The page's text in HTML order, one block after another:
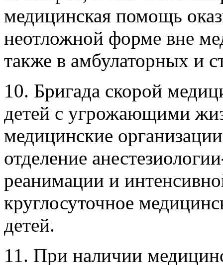
медицинская помощь
неотложной форме вне
также в амбулаторных и
10. Бригада скорой
детей с угрожающими
медицинские
отделение
реанимации и
круглосуточное
детей.
11. При наличии